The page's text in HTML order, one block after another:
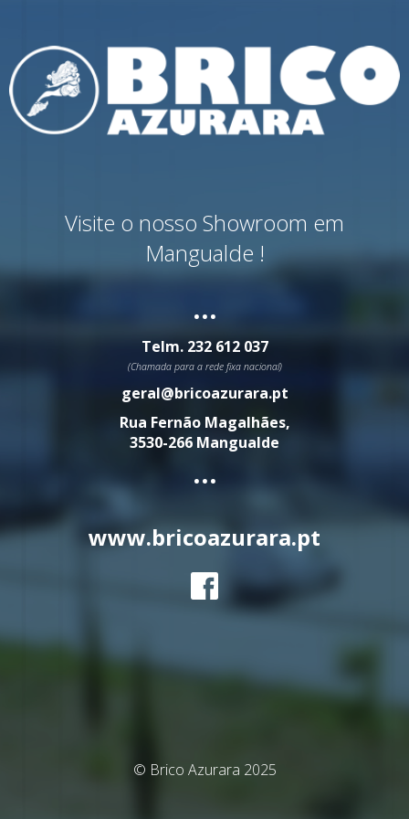
Visite o nosso Showroom em
Mangualde !
...
Telm. 232 612 037
(Chamada para a rede fixa nacional)
geral@bricoazurara.pt
Rua Fernão Magalhães,
3530-266 Mangualde
...
www.bricoazurara.pt
© Brico Azurara 2025